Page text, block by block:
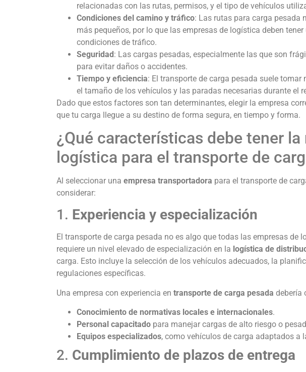
relacionadas con las rutas, permisos, y el tipo de vehículos
Condiciones del camino y tráfico: Las rutas para carga pesada
más pequeños, por lo que las empresas de logística deben
condiciones de tráfico.
Seguridad: Las cargas pesadas, especialmente las que son
para evitar daños o accidentes.
Tiempo y eficiencia: El transporte de carga pesada suele
el tamaño de los vehículos y las paradas necesarias durante el
Dado que estos factores son tan determinantes, elegir la empresa
que tu carga llegue a su destino de forma segura, en tiempo y forma.
¿Qué características debe tener
logística para el transporte de
Al seleccionar una empresa transportadora para el transporte de
considerar:
1. Experiencia y especialización
El transporte de carga pesada no es algo que todas las empresas de
requiere un nivel elevado de especialización en la logística de
carga. Esto incluye la selección de los vehículos adecuados, la
regulaciones específicas.
Una empresa con experiencia en transporte de carga pesada debería
Conocimiento de normativas locales e internacionales.
Personal capacitado para manejar cargas de alto riesgo o
Equipos especializados, como vehículos de carga adaptados a
2. Cumplimiento de plazos de entrega